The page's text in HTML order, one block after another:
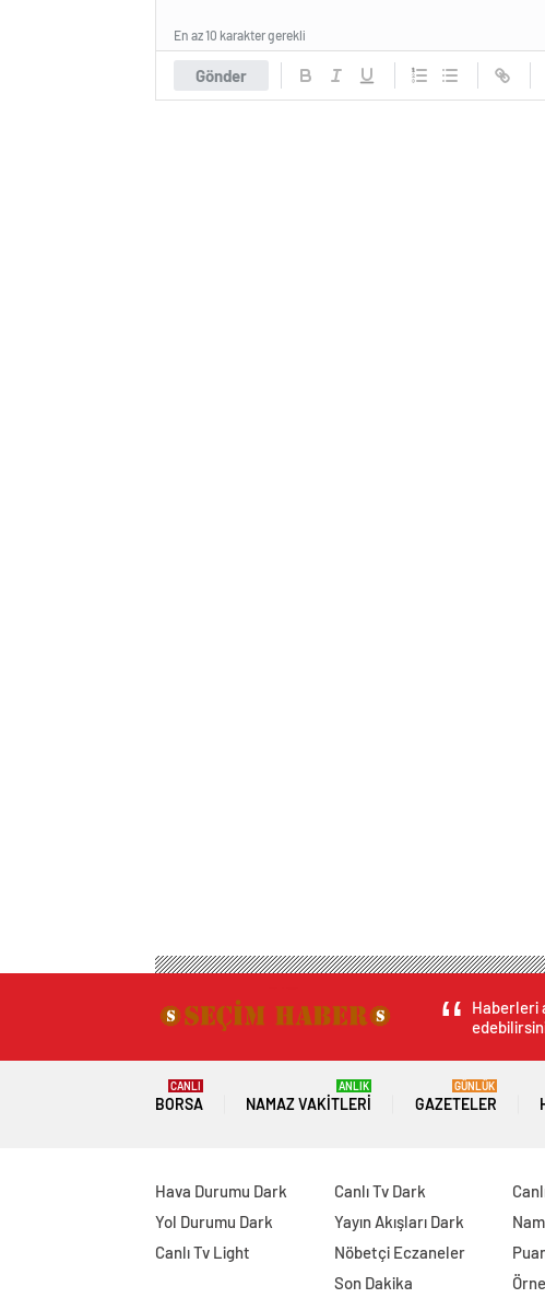
Gönder
En az 10 karakter gerekli
Haberleri
BORSA
CANLI
NAMAZ VAKITLERI
ANLIK
GAZETELER
GÜNLÜK
Hava Durumu Dark
Yol Durumu Dark
Canlı Tv Light
Canlı Tv Dark
Yayın Akışları Dark
Nöbetçi Eczaneler
Son Dakika